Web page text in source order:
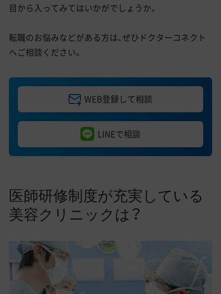
目から入ってみてはいかがでしょうか。
転職のお悩みなどがある方は、ぜひドクターコネクト
へご相談ください。
WEB登録して相談
LINEで相談
医師研修制度が充実している
美容クリニックは？